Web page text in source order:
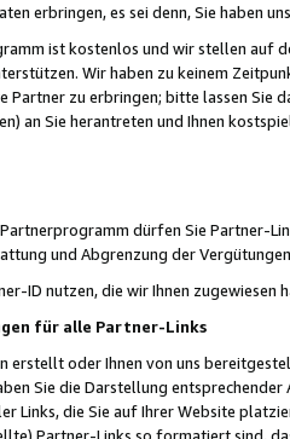
erbringen, es sei denn, Sie haben
ist kostenlos und wir stellen auf
Wir haben zu keinem
Partner zu erbringen; bitte lassen Sie
an Sie herantreten und Ihnen
dürfen Sie Partner-
und Abgrenzung der
ID nutzen, die wir Ihnen zugewiesen
für alle Partner-Links
erstellt oder Ihnen von uns
Sie die Darstellung
Links, die Sie auf Ihrer Website
Partner-Links so formatiert sind,